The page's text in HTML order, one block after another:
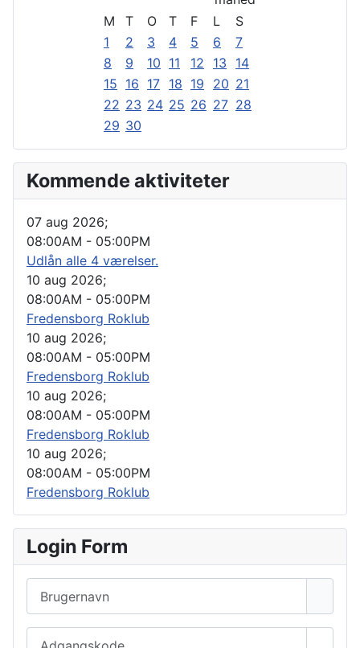
M
T O T F L
S
1
2 3 4 5 6
7
8
9 10 11 12 13
14
15 16 17 18 19 20 21
22 23 24 25 26 27 28
29 30
Kommende aktiviteter
07 aug 2026;
08:00AM - 05:00PM
Udlån alle 4 værelser.
10 aug 2026;
08:00AM - 05:00PM
Fredensborg Roklub
10 aug 2026;
08:00AM - 05:00PM
Fredensborg Roklub
10 aug 2026;
08:00AM - 05:00PM
Fredensborg Roklub
10 aug 2026;
08:00AM - 05:00PM
Fredensborg Roklub
Login Form